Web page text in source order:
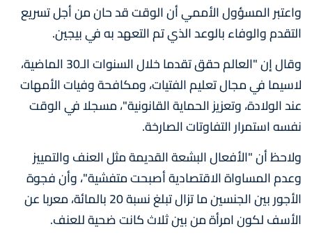
واعتبر المسؤول الأممي أن الوقت قد حان من أجل تسريع
التقدم والوفاء بالوعد الذي تم التعهد به في بيجين.
وقال إن "العالم حقق تقدما خلال السنوات الـ30 الماضية،
لاسيما في مجال تعليم الفتيات، ومكافحة وفيات الأمهات
عند الولادة، وتعزيز الحماية القانونية"، مسجلا في الوقت
نفسه استمرار التفاوتات الصارخة.
ولاحظ أن "الأفعال البشعة القديمة مثل العنف والتمييز
وعدم المساواة الاقتصادية أصبحت متفشية"، وأن فجوة
الأجور بين الجنسين ما تزال تبلغ نسبة 20 بالمائة، معربا عن
الأسف لكون امرأة من بين ثلاث كانت ضحية للعنف.